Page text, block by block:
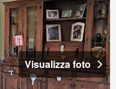
Visualizza foto